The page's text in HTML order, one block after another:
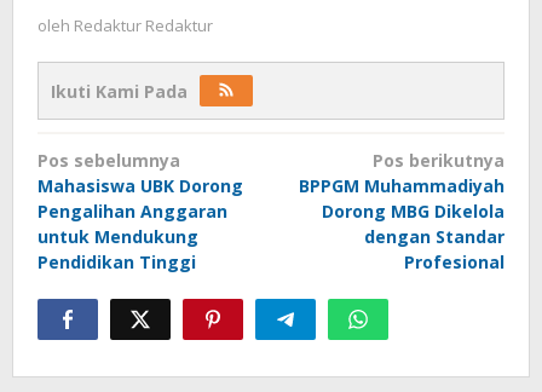
oleh Redaktur Redaktur
Ikuti Kami Pada
Navigasi
pos
Pos sebelumnya
Mahasiswa UBK Dorong
Pengalihan Anggaran
untuk Mendukung
Pendidikan Tinggi
Pos berikutnya
BPPGM Muhammadiyah
Dorong MBG Dikelola
dengan Standar
Profesional